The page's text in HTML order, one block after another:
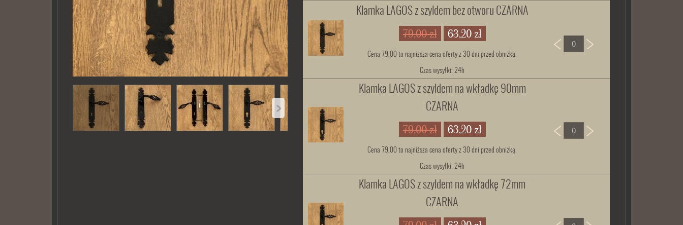
Klamka LAGOS z szyldem bez otworu CZARNA
79,00 zł 63,20 zł
Cena 79,00 to najniższa cena oferty z 30 dni przed obniżką.
Czas wysyłki: 24h
Klamka LAGOS z szyldem na wkładkę 90mm
CZARNA
79,00 zł 63,20 zł
Cena 79,00 to najniższa cena oferty z 30 dni przed obniżką.
Czas wysyłki: 24h
Klamka LAGOS z szyldem na wkładkę 72mm
CZARNA